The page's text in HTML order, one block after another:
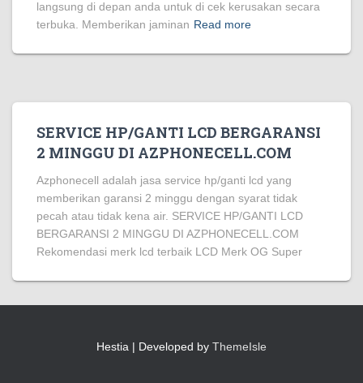
langsung di depan anda untuk di cek kerusakan secara
terbuka. Memberikan jaminan Read more
SERVICE HP/GANTI LCD BERGARANSI
2 MINGGU DI AZPHONECELL.COM
Azphonecell adalah jasa service hp/ganti lcd yang
memberikan garansi 2 minggu dengan syarat tidak
pecah atau tidak kena air. SERVICE HP/GANTI LCD
BERGARANSI 2 MINGGU DI AZPHONECELL.COM
Rekomendasi merk lcd terbaik LCD Merk OG Super
Hestia | Developed by ThemeIsle